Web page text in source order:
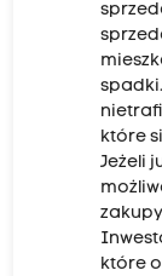
które
Jeżeli
które